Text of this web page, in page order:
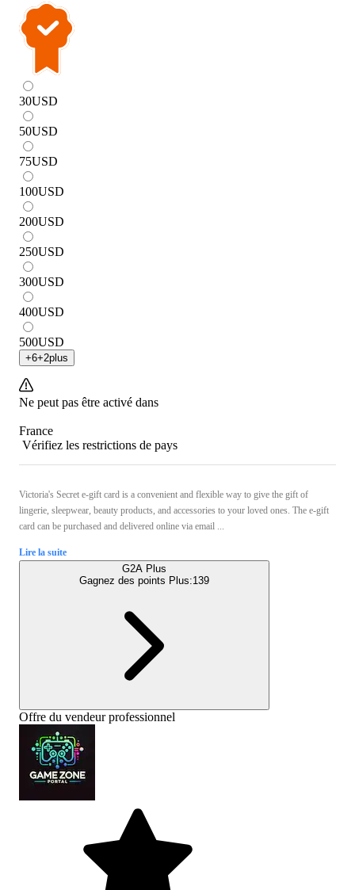
30USD
50USD
75USD
100USD
200USD
250USD
300USD
400USD
500USD
+6+2plus
Ne peut pas être activé dans
France
Vérifiez les restrictions de pays
Victoria's Secret e-gift card is a convenient and flexible way to give the gift of
lingerie, sleepwear, beauty products, and accessories to your loved ones. The e-gift
card can be purchased and delivered online via email ...
Lire la suite
G2A Plus
Gagnez des points Plus:139
Offre du vendeur professionnel